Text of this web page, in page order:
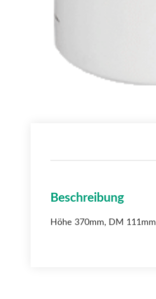
Beschreibung
Höhe 370mm, DM 111mm